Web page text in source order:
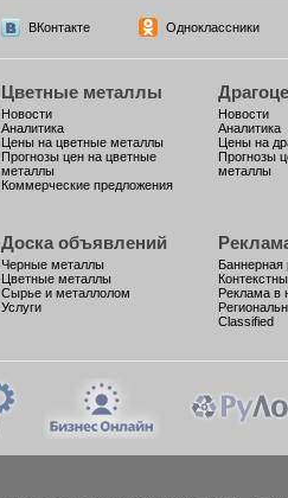
ВКонтакте Одноклассники
Цветные металлы
Новости
Аналитика
Цены на цветные металлы
Прогнозы цен на цветные
металлы
Коммерческие предложения
Новости
Аналитика
Цены на
Прогнозы
металлы
Доска объявлений
Черные металлы
Цветные металлы
Сырье и металлолом
Услуги
Баннерная
Реклама в
Classified